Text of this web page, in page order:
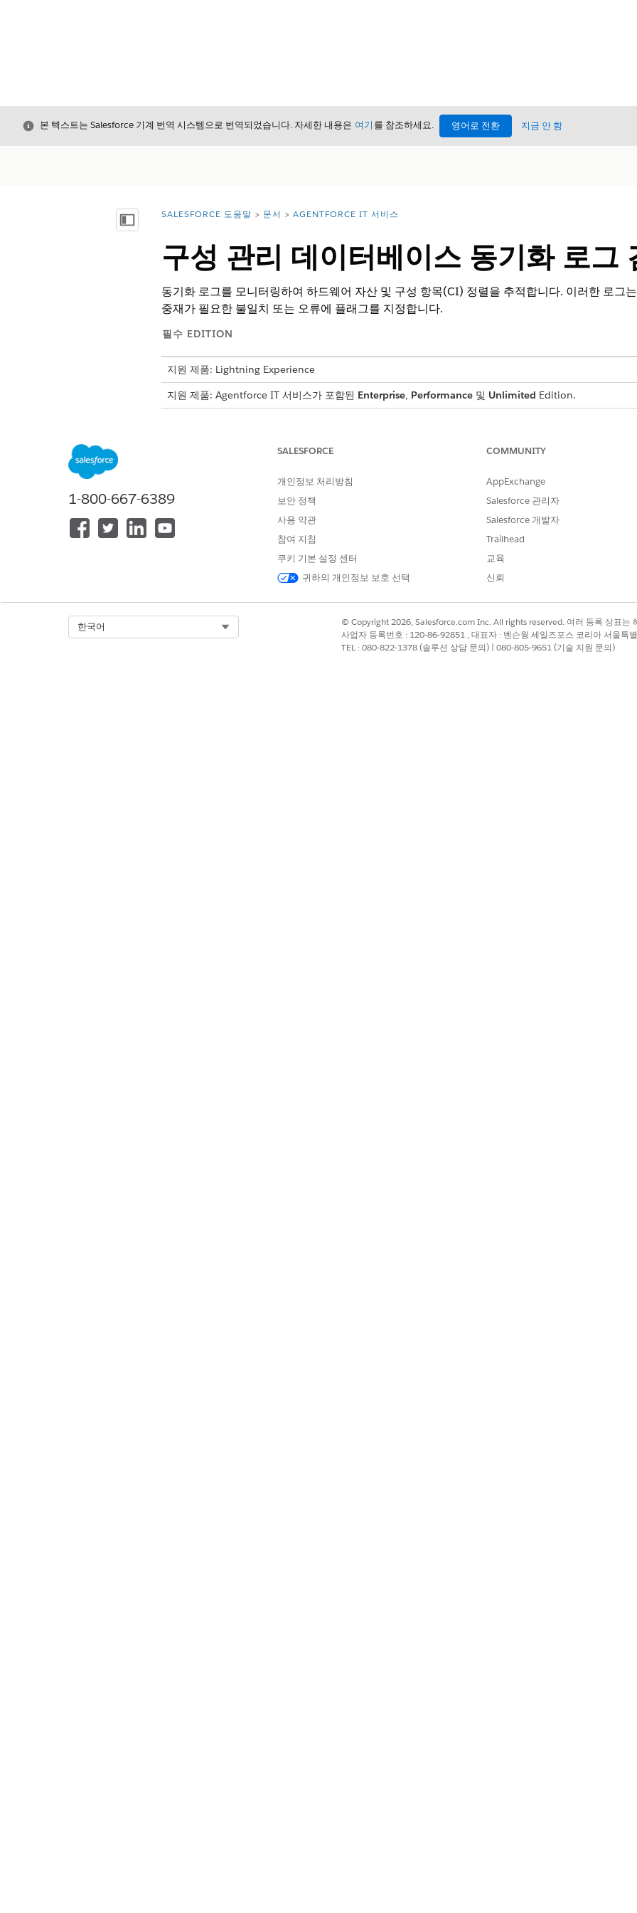
닫기본 텍스트는 Salesforce 기계 번역 시스템으로 번역되었습니다. 자세한 내용은 여기 를 참조하세요. 영어로 전환 지금 안 함
목차 표시 위치:
SALESFORCE 도움말 문서 AGENTFORCE IT 서비스
구성 관리 데이터베이스 동기화 로그
동기화 로그를 모니터링하여 하드웨어 자산 및 구성 항목(CI) 정렬을 추적합니다. 이러한 로그
중재가 필요한 불일치 또는 오류에 플래그를 지정합니다.
필수 EDITION
지원 제품: Lightning Experience
지원 제품: Agentforce IT 서비스가 포함된 Enterprise, Performance및 Unlimited Edition.
구성 관리 항목 동기화 로그
로그 항목을 검토합니다. 주요 필드:
: 이벤트에 대한 간단한 요약(예: "Asset–CI 동기화 실패")
: 특정 엔티티의 API 이름입니다(예: 자산).
: 로그 항목과 연결된 하드웨어 자산
: 로그 항목이 발생한 날짜 및 시간
다음 사항도 참조:
1-800-667-6389
SALESFORCE
개인정보 처리방침
보안 정책
사용 약관
참여 지침
쿠키 기본 설정 센터
귀하의 개인정보 보호 선택
COMMUNITY
AppExchange
Salesforce 관리자
Salesforce 개발자
Trailhead
교육
신뢰
한국어
© Copyright 2026, Salesforce.com Inc. All rights reserved. 여러 등록 상표는
사업자 등록번호 : 120-86-92851 , 대표자 : 벤슨웡 세일즈포스 코리아 서울
TEL : 080-822-1378 (솔루션 상담 문의) | 080-805-9651 (기술 지원 문의)